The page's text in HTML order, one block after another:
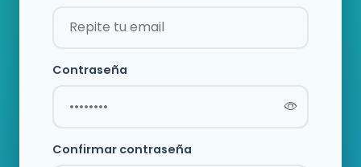
Contraseña
Confirmar contraseña